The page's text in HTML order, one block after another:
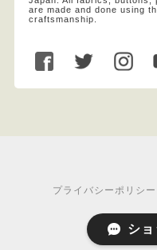
are made and done using
craftsmanship.
プライバシーポリシー
シ